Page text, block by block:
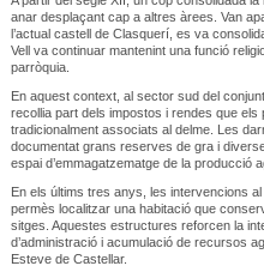
anar desplaçant cap a altres àrees. Van
l’actual castell de Clasquerí, es va
Vell va continuar mantenint una funció
parròquia.
En aquest context, al sector sud del
recollia part dels impostos i rendes que els
tradicionalment associats al delme. Les
documentat grans reserves de gra i
espai d’emmagatzematge de la producció
En els últims tres anys, les intervencions
permès localitzar una habitació que
sitges. Aquestes estructures reforcen la
d’administració i acumulació de recursos
Esteve de Castellar.